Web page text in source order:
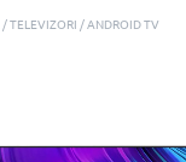
TELEVIZORI ANDROID TV